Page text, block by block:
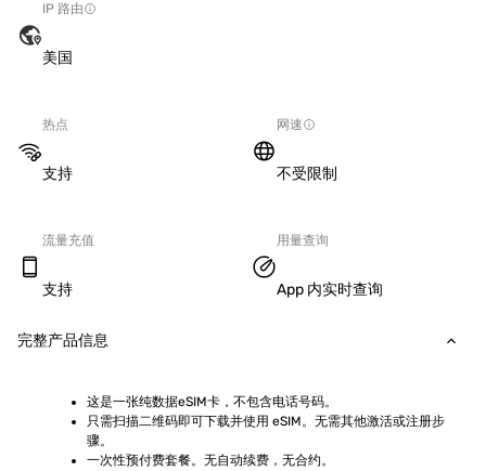
IP 路由
美国
热点
支持
网速
不受限制
流量充值
支持
用量查询
App 内实时查询
完整产品信息
这是一张纯数据eSIM卡，不包含电话号码。
只需扫描二维码即可下载并使用 eSIM。无需其他激活或注册步
骤。
一次性预付费套餐。无自动续费，无合约。